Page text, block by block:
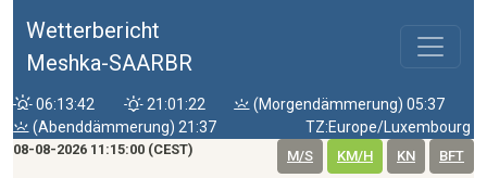
Wetterbericht
Meshka-SAARBR
06:13:42 21:01:22
(Morgendämmerung) 05:37
(Abenddämmerung) 21:37
TZ:Europe/Luxembourg
08-08-2026 11:15:00 (CEST) M/S KM/H KN BFT